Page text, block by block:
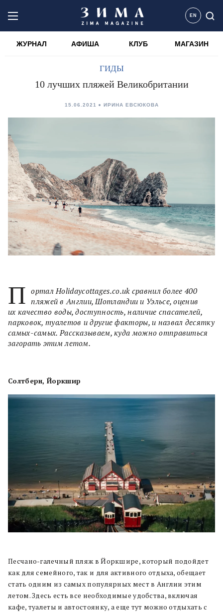
EN
ЖУРНАЛ АФИША КЛУБ МАГАЗИН
ГИДЫ
10 лучших пляжей Великобритании
15.06.2021 ИРИНА ЕВСЮКОВА
П ортал Holidaycottages.co.uk сравнил более 400
пляжей в Англии, Шотландии и Уэльсе, оценив
их качество воды, доступность, наличие спасателей,
парковок, туалетов и другие факторы, и назвал десятку
самых-самых. Рассказываем, куда можно отправиться
загорать этим летом.
Солтберн, Йоркшир
Песчано-галечный пляж в Йоркшире, который подойдет
как для семейного, так и для активного отдыха, обещает
стать одним из самых популярных мест в Англии этим
летом. Здесь есть все необходимые удобства, включая
кафе, туалеты и автостоянку, а еще тут можно отдыхать с